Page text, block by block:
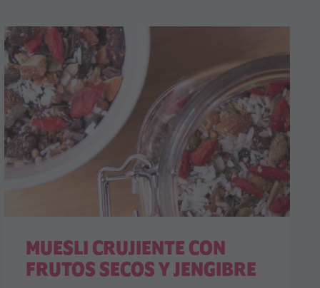
MUESLI CRUJIENTE CON
FRUTOS SECOS Y JENGIBRE